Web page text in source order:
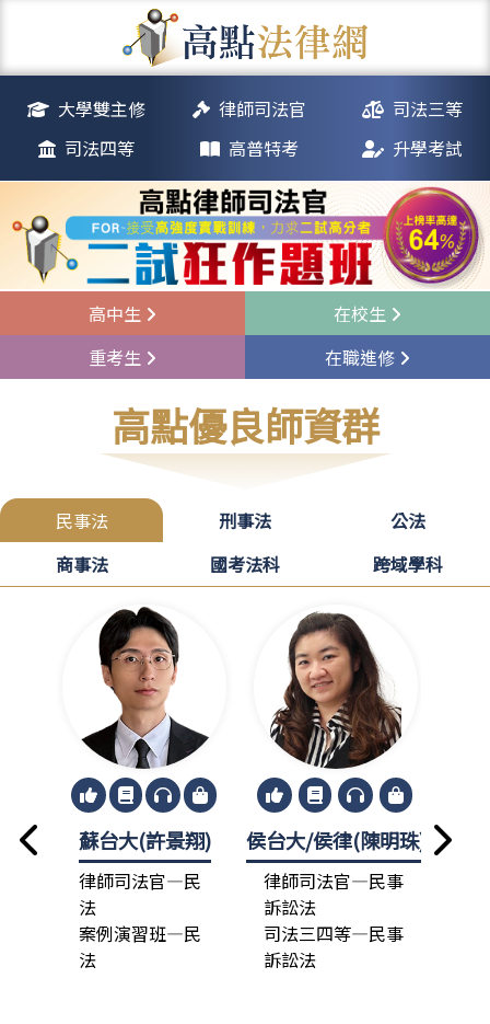
大學雙主修 律師司法官
司法三等
司法四等
高普特考 升學考試
高中生
在校生
重考生
在職進修
高點優良師資群
民事法 刑事法
公法
商事法
國考法科 跨域學科
蘇台大(許景翔)
律師司法官—民
法
案例演習班—民
法
侯台大/侯律(陳明珠)
律師司法官—民事
訴訟法
司法三四等—民事
訴訟法
龍政